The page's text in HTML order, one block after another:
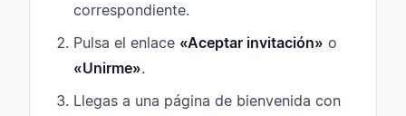
correspondiente.
Pulsa el enlace «Aceptar invitación» o
«Unirme».
Llegas a una página de bienvenida con